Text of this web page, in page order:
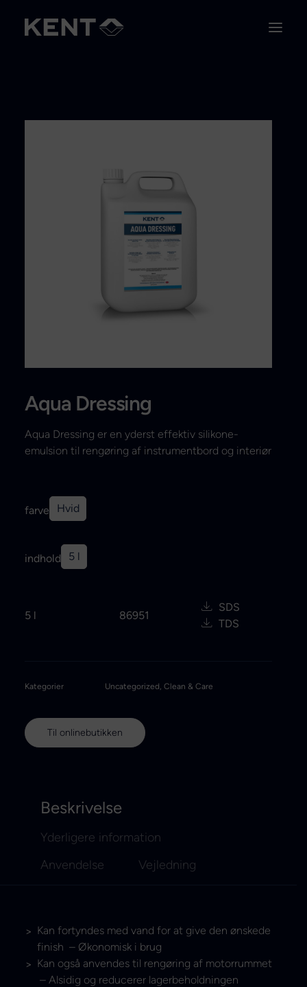
Aqua Dressing
Aqua Dressing er en yderst effektiv silikone-
emulsion til rengøring af instrumentbord og interiør
farve Hvid
indhold 5 l
5 l 86951
SDS
TDS
Kategorier Uncategorized, Clean & Care
Til onlinebutikken
Beskrivelse
Yderligere information
Anvendelse
Vejledning
Kan fortyndes med vand for at give den ønskede
finish – Økonomisk i brug
Kan også anvendes til rengøring af motorrummet
– Alsidig og reducerer lagerbeholdningen